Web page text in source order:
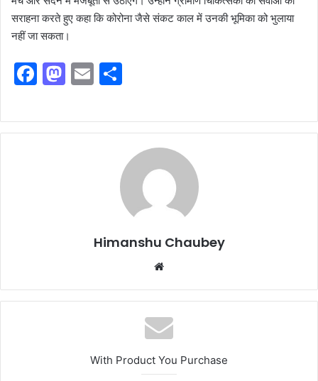
सराहना करते हुए कहा कि कोरोना जैसे संकट काल में उनकी भूमिका को भुलाया
नहीं जा सकता।
F
c
e
M
st
o
E
ai
l
ar
e
Himanshu Chaubey
With Product You Purchase